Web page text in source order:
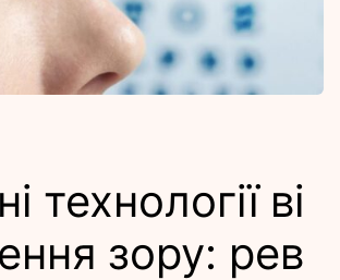
технології ві
зору: рев